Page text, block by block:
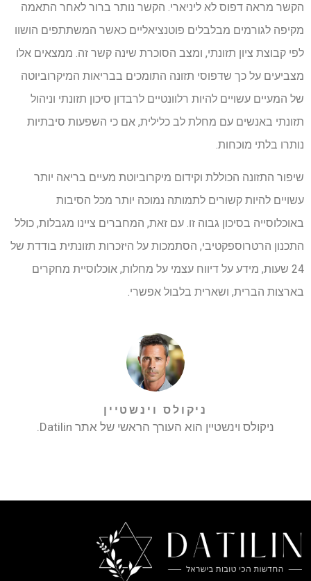
הקשר מראה דפוס לא ליניארי. הקשר נותר ברור לאחר התאמה
מקיפה לגורמים מבלבלים פוטנציאליים כאשר המשתתפים הושוו
לפי קבוצת ציון תזונתי, ומצב הסוכרת שינה קשר זה. ממצאים אלו
מצביעים על כך שדפוסי תזונה התומכים בבריאות המיקרוביוטה
של ​​המעיים עשויים להיות רלוונטיים לרבדון סיכון תזונתי וניהול
תזונתי באנשים עם מחלת לב כלילית, אם כי השפעות סיבתיות
נותרו בלתי מוכחות.
שיפור התזונה הכוללת וקידום מיקרוביוטת מעיים בריאה יותר
עשויים להיות קשורים לתמותה נמוכה יותר מכל הסיבות
באוכלוסייה בסיכון גבוה זו. עם זאת, המחברים ציינו מגבלות, כולל
התכנון הרטרוספקטיבי, הסתמכות על היזכרות תזונתית בודדת של
24 שעות, מידע על דיווח עצמי על מחלות, אוכלוסיית מחקרים
בארצות הברית, ושארית בלבול אפשרי.
ניקולס וינשטיין
ניקולס וינשטיין הוא העורך הראשי של אתר Datilin.